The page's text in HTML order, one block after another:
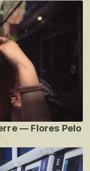
— Flores Pelo